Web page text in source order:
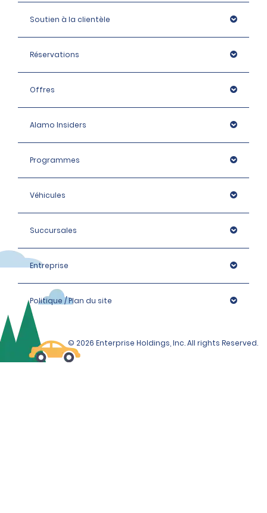
Soutien à la clientèle
Réservations
Offres
Alamo Insiders
Programmes
Véhicules
Succursales
Entreprise
Politique / Plan du site
© 2026 Enterprise Holdings, Inc. All rights Reserved.